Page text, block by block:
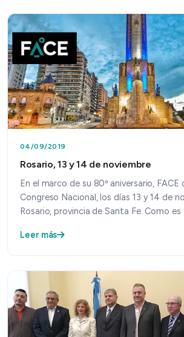
04/09/2019
Rosario, 13 y 14 de noviembre
En el marco de su 80º aniversario, FACE
Congreso Nacional, los días 13 y 14 de
Rosario, provincia de Santa Fe. Como
Leer más